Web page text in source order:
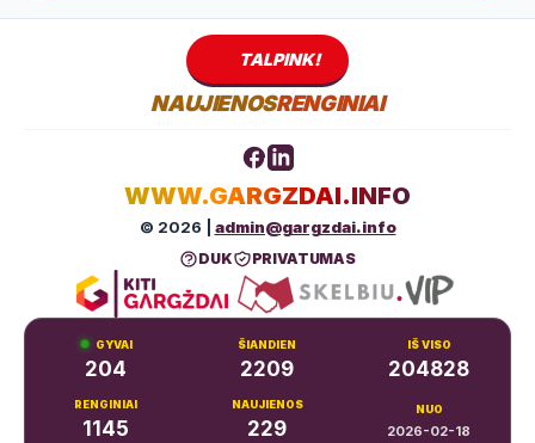
TALPINK!
NAUJIENOSRENGINIAI
WWW.GARGZDAI.INFO
© 2026 | admin@gargzdai.info
DUK PRIVATUMAS
GYVAI
204
ŠIANDIEN
2209
IŠ VISO
204828
RENGINIAI
1145
NAUJIENOS
229
NUO
2026-02-18